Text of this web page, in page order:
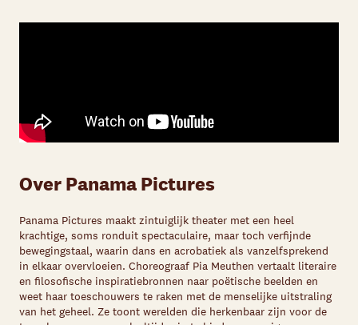
Over Panama Pictures
Panama Pictures maakt zintuiglijk theater met een heel
krachtige, soms ronduit spectaculaire, maar toch verfijnde
bewegingstaal, waarin dans en acrobatiek als vanzelfsprekend
in elkaar overvloeien. Choreograaf Pia Meuthen vertaalt literaire
en filosofische inspiratiebronnen naar poëtische beelden en
weet haar toeschouwers te raken met de menselijke uitstraling
van het geheel. Ze toont werelden die herkenbaar zijn voor de